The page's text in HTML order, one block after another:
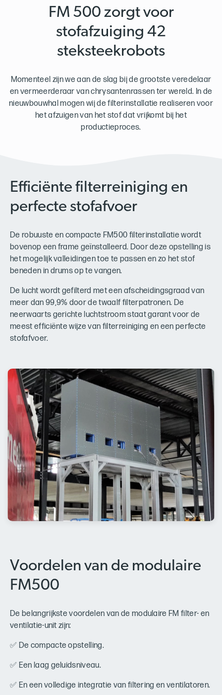
FM 500 zorgt voor
stofafzuiging 42
steksteekrobots
Momenteel zijn we aan de slag bij de grootste veredelaar
en vermeerderaar van chrysantenrassen ter wereld. In de
nieuwbouwhal mogen wij de filterinstallatie realiseren voor
het afzuigen van het stof dat vrijkomt bij het
productieproces.
Efficiënte filterreiniging en
perfecte stofafvoer
De robuuste en compacte FM500 filterinstallatie wordt
bovenop een frame geïnstalleerd. Door deze opstelling is
het mogelijk valleidingen toe te passen en zo het stof
beneden in drums op te vangen.
De lucht wordt gefilterd met een afscheidingsgraad van
meer dan 99,9% door de twaalf filterpatronen. De
neerwaarts gerichte luchtstroom staat garant voor de
meest efficiënte wijze van filterreiniging en een perfecte
stofafvoer.
Voordelen van de modulaire
FM500
De belangrijkste voordelen van de modulaire FM filter- en
ventilatie-unit zijn:
✅ De compacte opstelling.
✅ Een laag geluidsniveau.
✅ En een volledige integratie van filtering en ventilatoren.